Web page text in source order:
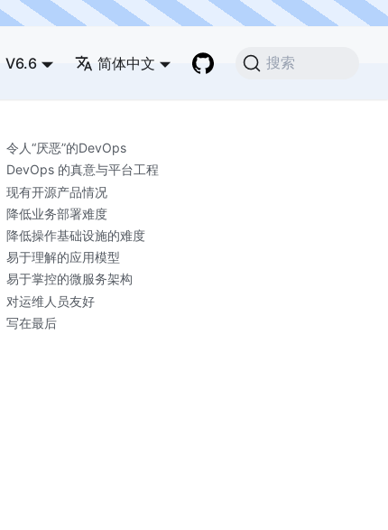
V6.6 简体中文 搜索
令人“厌恶”的DevOps
DevOps 的真意与平台工程
现有开源产品情况
降低业务部署难度
降低操作基础设施的难度
易于理解的应用模型
易于掌控的微服务架构
对运维人员友好
写在最后